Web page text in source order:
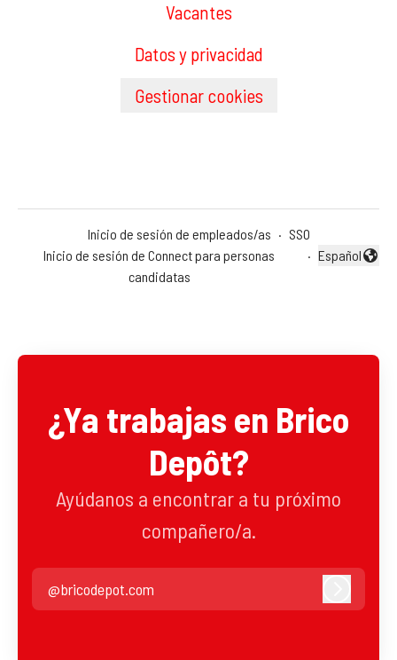
Vacantes
Datos y privacidad
Gestionar cookies
Inicio de sesión de empleados/as · SSO
Inicio de sesión de Connect para personas
candidatas
·
Cambiar
Español
¿Ya trabajas en Brico
Depôt?
Ayúdanos a encontrar a tu próximo
compañero/a.
@bricodepot.com